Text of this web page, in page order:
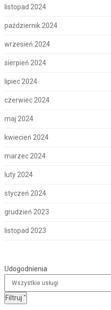
listopad 2024
październik 2024
wrzesień 2024
sierpień 2024
lipiec 2024
czerwiec 2024
maj 2024
kwiecień 2024
marzec 2024
luty 2024
styczeń 2024
grudzień 2023
listopad 2023
Udogodnienia
Filtruj Udogodnienia
"